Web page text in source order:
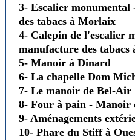
3- Escalier monumental
des tabacs à Morlaix
4- Calepin de l'escalier
manufacture des
5- Manoir à Dinard
6- La chapelle Dom
7- Le manoir de Bel-Air
8- Four à pain - Manoir
9- Aménagements
10- Phare du Stiff à